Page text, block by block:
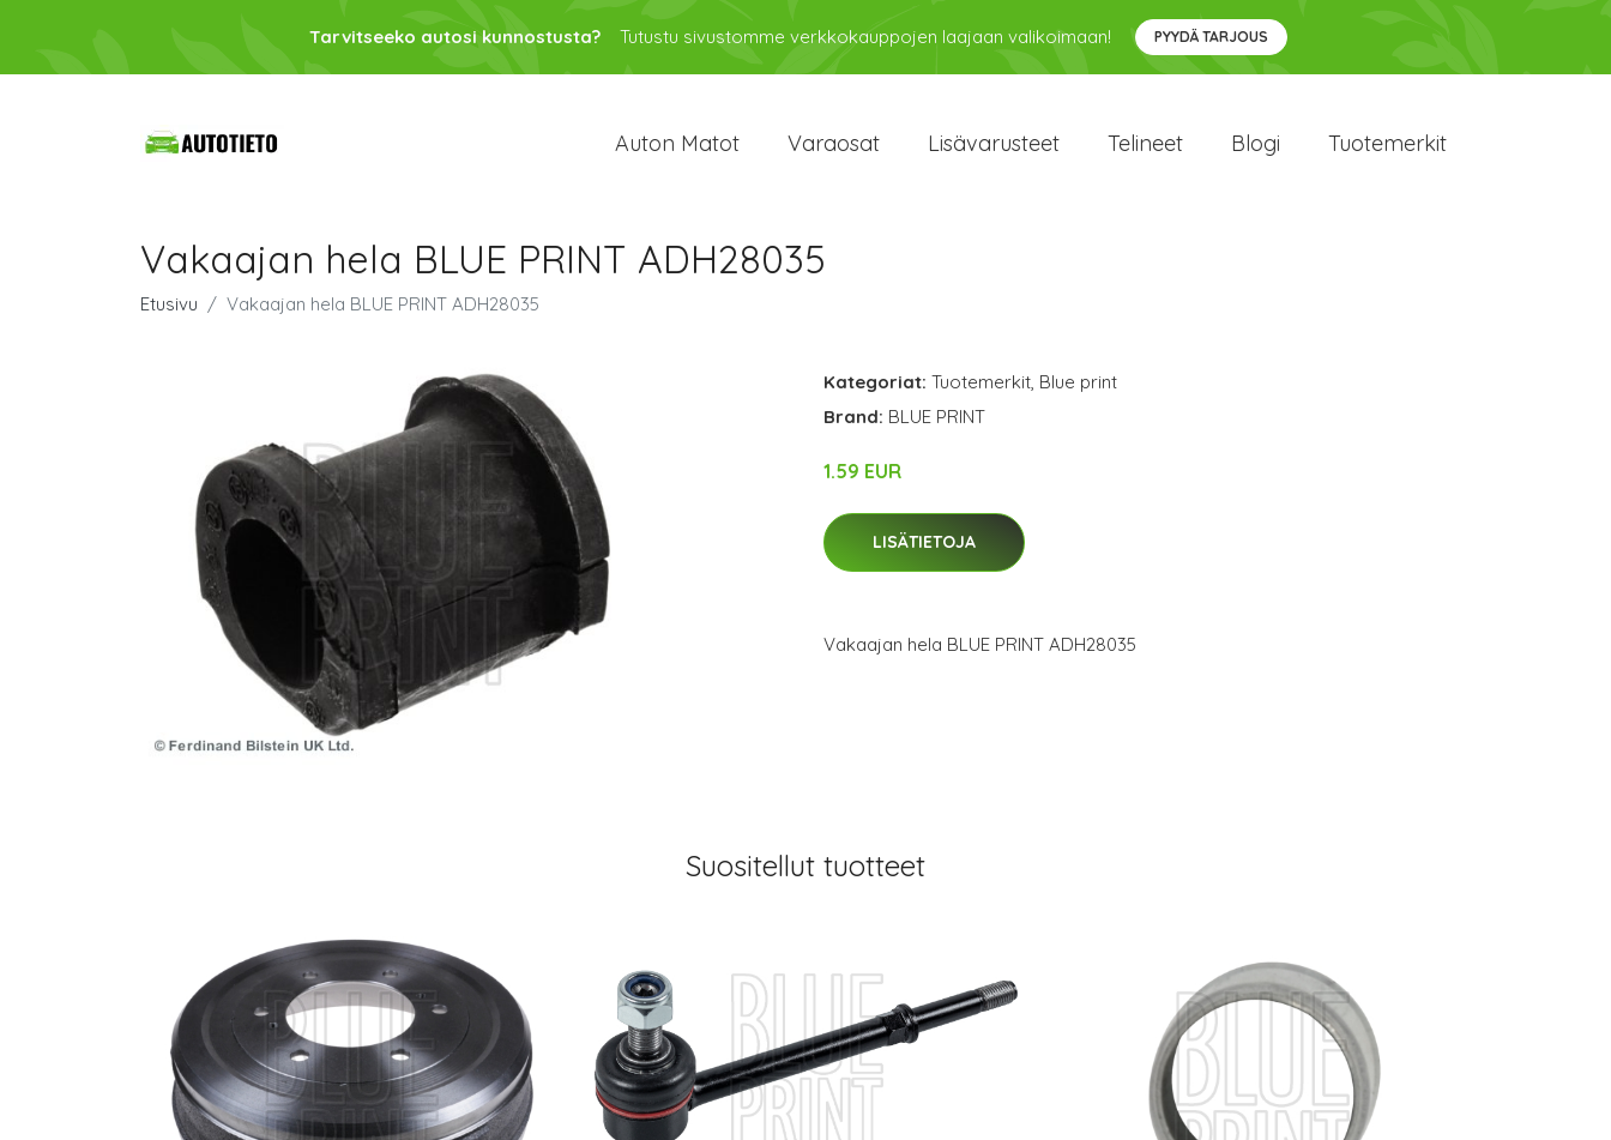
Tarvitseeko autosi kunnostusta? Tutustu sivustomme verkkokauppojen laajaan valikoimaan! PYYDÄ TARJOUS
Auton Matot Varaosat Lisävarusteet Telineet Blogi Tuotemerkit
Vakaajan hela BLUE PRINT ADH28035
Etusivu Vakaajan hela BLUE PRINT ADH28035
Kategoriat: Tuotemerkit, Blue print
Brand: BLUE PRINT
1.59 EUR
LISÄTIETOJA
Vakaajan hela BLUE PRINT ADH28035
Suositellut tuotteet